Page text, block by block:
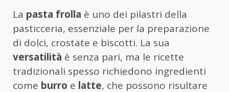
La pasta frolla è uno dei pilastri della
pasticceria, essenziale per la preparazione
di dolci, crostate e biscotti. La sua
versatilità è senza pari, ma le ricette
tradizionali spesso richiedono ingredienti
come burro e latte, che possono risultare